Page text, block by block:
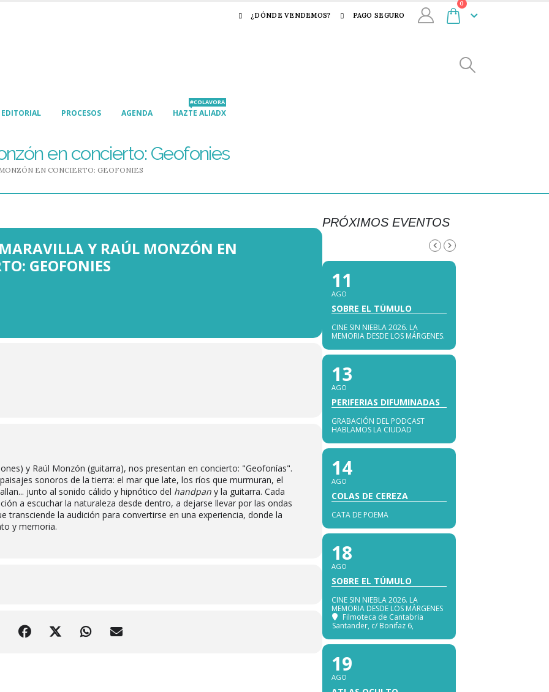
¿DÓNDE VENDEMOS? PAGO SEGURO
0
EDITORIAL PROCESOS AGENDA HAZTE ALIADX
#COLAVORA
en concierto: Geofonies
EN CONCIERTO: GEOFONIES
Y RAÚL MONZÓN EN
GEOFONIES
y Raúl Monzón (guitarra), nos presentan en concierto: "Geofonías".
sonoros de la tierra: el mar que late, los ríos que murmuran, el
junto al sonido cálido y hipnótico del handpan y la guitarra. Cada
a escuchar la naturaleza desde dentro, a dejarse llevar por las ondas
transciende la audición para convertirse en una experiencia, donde la
y memoria.
PRÓXIMOS EVENTOS
11
AGO
SOBRE EL TÚMULO
CINE SIN NIEBLA 2026. LA
MEMORIA DESDE LOS MÁRGENES.
13
AGO
PERIFERIAS DIFUMINADAS
GRABACIÓN DEL PODCAST
HABLAMOS LA CIUDAD
14
AGO
COLAS DE CEREZA
CATA DE POEMA
18
AGO
SOBRE EL TÚMULO
CINE SIN NIEBLA 2026. LA
MEMORIA DESDE LOS MÁRGENES
Filmoteca de Cantabria
Santander, c/ Bonifaz 6,
19
AGO